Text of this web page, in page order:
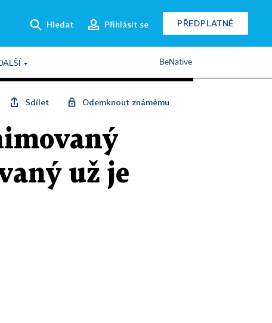
Hledat Přihlásit se PŘEDPLATNÉ
BeNative
Sdílet Odemknout známému
už je